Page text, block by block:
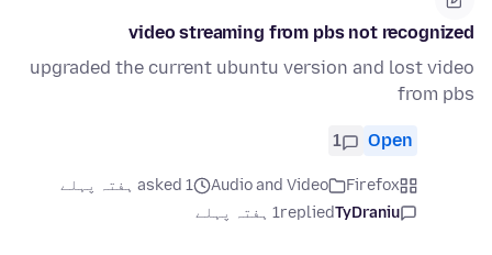
video streaming from pbs not recognized
upgraded the current ubuntu version and lost video
from pbs
Open
1
Firefox
Audio and Video
asked 1 ہفتہ پہلے
TyDraniu
replied1 ہفتہ پہلے